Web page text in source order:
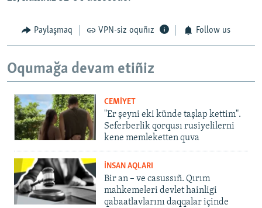
Paylaşmaq VPN-siz oquñız Follow us
Oqumağa devam etiñiz
CEMİYET
"Er şeyni eki künde taşlap kettim".
Seferberlik qorqusı rusiyelilerni
kene memleketten quva
İNSAN AQLARI
Bir an – ve casussıñ. Qırım
mahkemeleri devlet hainligi
qabaatlavlarını daqqalar içinde